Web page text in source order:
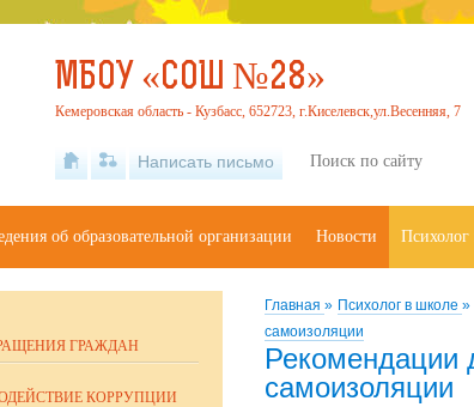
Главная » Психолог в школе »
самоизоляции
Рекомендации
самоизоляции
ГРАЖДАН
КОРРУПЦИИ
МБОУ «СОШ №28»
Кемеровская область - Кузбасс, 652723, г.Киселевск,ул.Весенняя, 7
Написать письмо
об образовательной организации Новости